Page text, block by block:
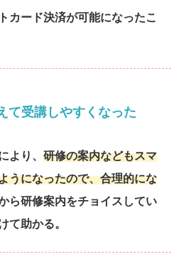
カード決済が可能になったこ
て受講しやすくなった
より、 研修の案内などもスマ
うになったので、合理的にな
ら研修案内をチョイスしてい
て助かる。